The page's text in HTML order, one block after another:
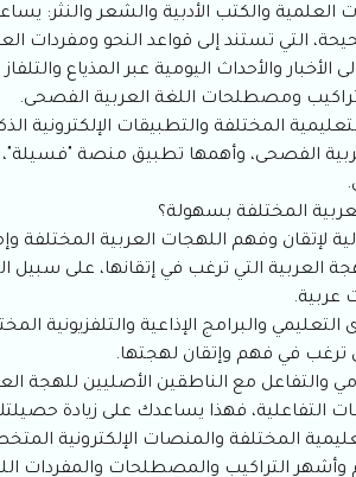
العلمية والكتب الأدبية والشعر
التي تستند إلى قواعد النحو ومفردات
الأخبار والأحداث اليومية عبر المذياع
ومصطلحات اللغة العربية الفصحى.
المختلفة والتطبيقات الإلكترونية
الفصحى، وأهمها تطبيق منصة
المختلفة بسهولة؟
لإتقان وفهم اللهجات العربية المختلفة
العربية التي ترغب في إتقانها، على سبيل
عربية.
والبرامج الإذاعية والتلفزيونية
ترغب في فهم وإتقان لهجتها.
والتفاعل مع الناطقين الأصليين للهجة
التفاعلية، فهذا يساعدك على زيادة
المختلفة والمنصات الإلكترونية
وأشهر التراكيب والمصطلحات والمفردات